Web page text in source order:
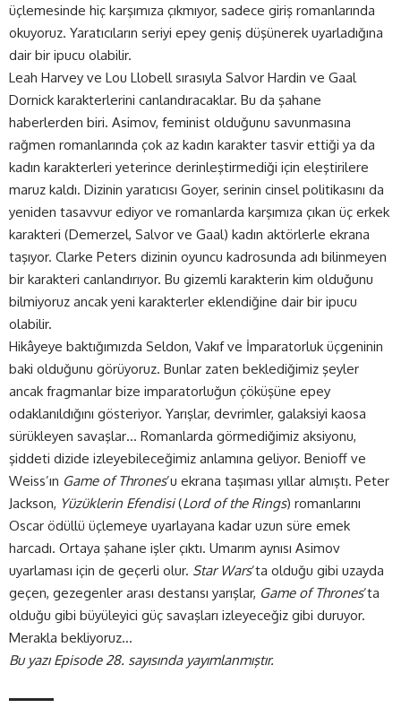
üçlemesinde hiç karşımıza çıkmıyor, sadece giriş romanlarında
okuyoruz. Yaratıcıların seriyi epey geniş düşünerek uyarladığına
dair bir ipucu olabilir.
Leah Harvey ve Lou Llobell sırasıyla Salvor Hardin ve Gaal
Dornick karakterlerini canlandıracaklar. Bu da şahane
haberlerden biri. Asimov, feminist olduğunu savunmasına
rağmen romanlarında çok az kadın karakter tasvir ettiği ya da
kadın karakterleri yeterince derinleştirmediği için eleştirilere
maruz kaldı. Dizinin yaratıcısı Goyer, serinin cinsel politikasını da
yeniden tasavvur ediyor ve romanlarda karşımıza çıkan üç erkek
karakteri (Demerzel, Salvor ve Gaal) kadın aktörlerle ekrana
taşıyor. Clarke Peters dizinin oyuncu kadrosunda adı bilinmeyen
bir karakteri canlandırıyor. Bu gizemli karakterin kim olduğunu
bilmiyoruz ancak yeni karakterler eklendiğine dair bir ipucu
olabilir.
Hikâyeye baktığımızda Seldon, Vakıf ve İmparatorluk üçgeninin
baki olduğunu görüyoruz. Bunlar zaten beklediğimiz şeyler
ancak fragmanlar bize imparatorluğun çöküşüne epey
odaklanıldığını gösteriyor. Yarışlar, devrimler, galaksiyi kaosa
sürükleyen savaşlar… Romanlarda görmediğimiz aksiyonu,
şiddeti dizide izleyebileceğimiz anlamına geliyor. Benioff ve
Weiss’ın Game of Thrones’u ekrana taşıması yıllar almıştı. Peter
Jackson, Yüzüklerin Efendisi(Lord of the Rings) romanlarını
Oscar ödüllü üçlemeye uyarlayana kadar uzun süre emek
harcadı. Ortaya şahane işler çıktı. Umarım aynısı Asimov
uyarlaması için de geçerli olur. Star Wars’ta olduğu gibi uzayda
geçen, gezegenler arası destansı yarışlar, Game of Thrones’ta
olduğu gibi büyüleyici güç savaşları izleyeceğiz gibi duruyor.
Merakla bekliyoruz…
Bu yazı Episode 28. sayısında yayımlanmıştır.